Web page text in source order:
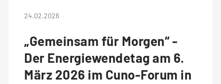
Bonusprogramm (App)
24.02.2026
„Gemeinsam für Morgen“ -
Der Energiewendetag am 6.
März 2026 im Cuno-Forum in